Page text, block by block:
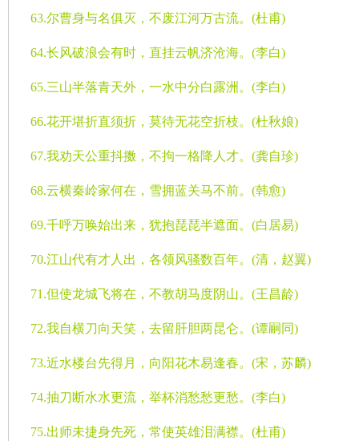
63.尔曹身与名俱灭，不废江河万古流。 (杜甫)
64.长风破浪会有时，直挂云帆济沧海。 (李白)
65.三山半落青天外，一水中分白露洲。 (李白)
66.花开堪折直须折，莫待无花空折枝。 (杜秋娘)
67.我劝天公重抖擞，不拘一格降人才。 (龚自珍)
68.云横秦岭家何在，雪拥蓝关马不前。 (韩愈)
69.千呼万唤始出来，犹抱琵琵半遮面。 (白居易)
70.江山代有才人出，各领风骚数百年。 (清，赵翼)
71.但使龙城飞将在，不教胡马度阴山。 (王昌龄)
72.我自横刀向天笑，去留肝胆两昆仑。 (谭嗣同)
73.近水楼台先得月，向阳花木易逢春。 (宋，苏麟)
74.抽刀断水水更流，举杯消愁愁更愁。 (李白)
75.出师未捷身先死，常使英雄泪满襟。 (杜甫)